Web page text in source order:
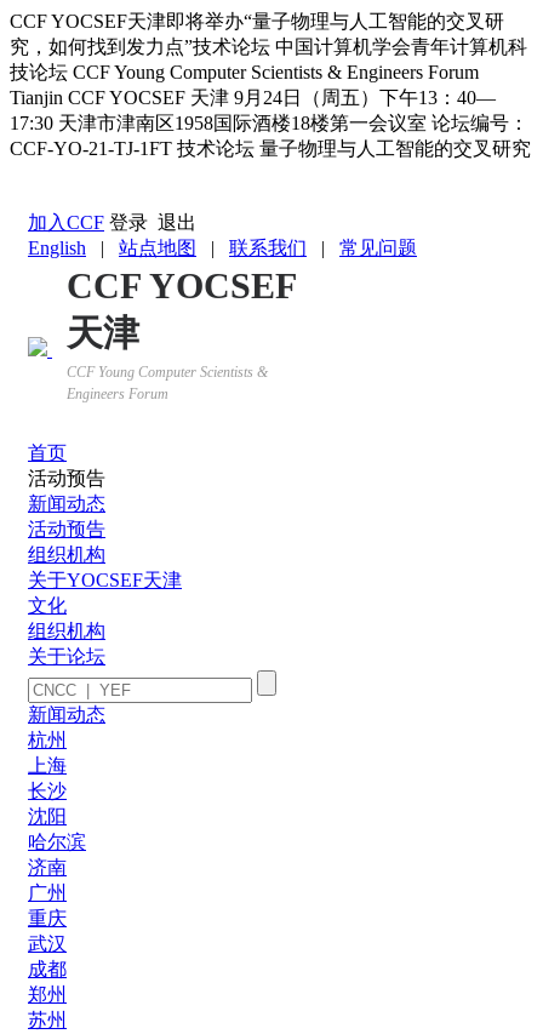
CCF YOCSEF天津即将举办“量子物理与人工智能的交叉研
究，如何找到发力点”技术论坛 中国计算机学会青年计算机科
技论坛 CCF Young Computer Scientists & Engineers Forum
Tianjin CCF YOCSEF 天津 9月24日（周五）下午13：40—
17:30 天津市津南区1958国际酒楼18楼第一会议室 论坛编号：
CCF-YO-21-TJ-1FT 技术论坛 量子物理与人工智能的交叉研究
加入CCF 登录 退出
English | 站点地图 | 联系我们 | 常见问题
CCF YOCSEF
天津
CCF Young Computer Scientists &
Engineers Forum
首页
活动预告
新闻动态
活动预告
组织机构
关于YOCSEF天津
文化
组织机构
关于论坛
新闻动态
杭州
上海
长沙
沈阳
哈尔滨
济南
广州
重庆
武汉
成都
郑州
苏州